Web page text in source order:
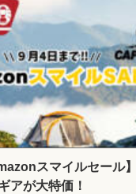
スマイルセール
アが大特価！